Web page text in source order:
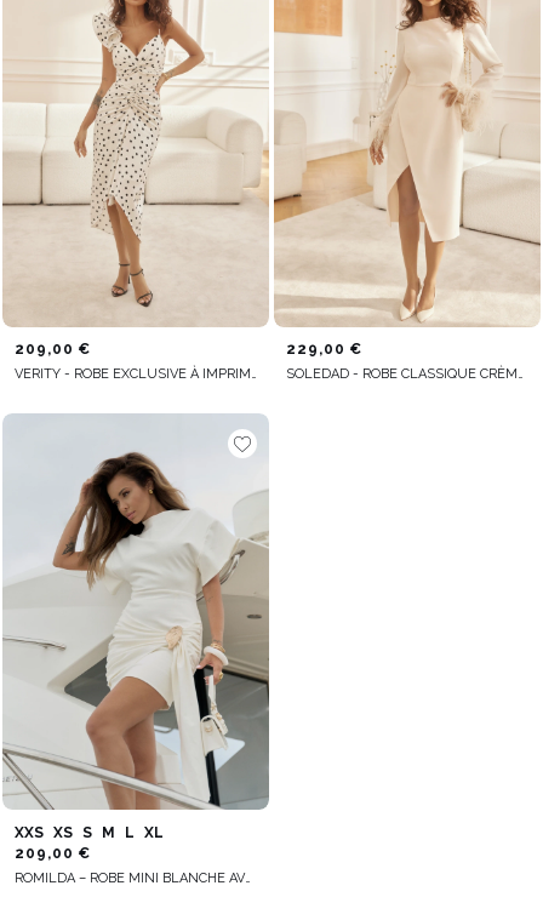
209,00 €
VERITY - ROBE EXCLUSIVE À IMPRIMÉ POIS
229,00 €
SOLEDAD - ROBE CLASSIQUE CRÈME AVEC PLUMES
XXS XS S M L
XL
209,00 €
ROMILDA – ROBE MINI BLANCHE AVEC DÉCOUPE DÉCORATIVE